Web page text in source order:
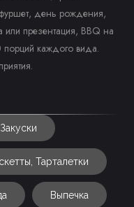
день рождения,
или презентация, BBQ на
каждого вида.
Тарталетки
Выпечка